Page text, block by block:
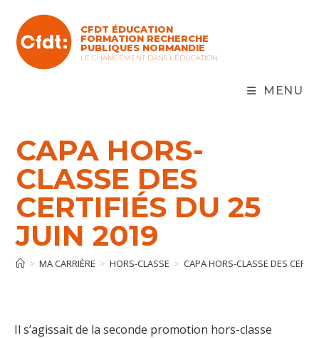
content
CFDT ÉDUCATION
FORMATION RECHERCHE
PUBLIQUES NORMANDIE
LE CHANGEMENT DANS L'ÉDUCATION
MENU
CAPA HORS-
CLASSE DES
CERTIFIÉS DU 25
JUIN 2019
> MA CARRIÈRE > HORS-CLASSE > CAPA HORS-CLASSE DES
Il s’agissait de la seconde promotion hors-classe